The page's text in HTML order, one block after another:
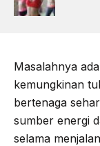
Masalahnya
kemungkinan
bertenaga
sumber energi
selama